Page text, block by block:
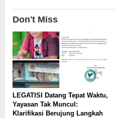
Don't Miss
LEGATISI Datang Tepat Waktu,
Yayasan Tak Muncul:
Klarifikasi Berujung Langkah